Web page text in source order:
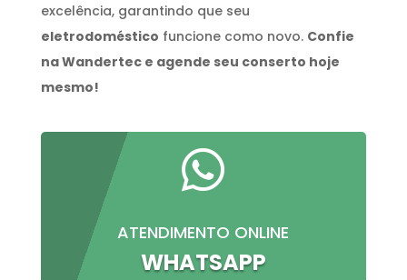
excelência, garantindo que seu
eletrodoméstico funcione como novo. Confie
na Wandertec e agende seu conserto hoje
mesmo!

ATENDIMENTO ONLINE
WHATSAPP